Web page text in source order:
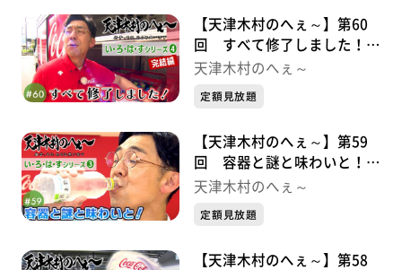
【天津木村のへぇ～】第60
回 すべて修了しました！
い・ろ・は・すシリーズ➃完
天津木村のへぇ～
定額見放題
【天津木村のへぇ～】第59
回 容器と謎と味わいと！
い・ろ・は・すシリーズ③
天津木村のへぇ～
定額見放題
【天津木村のへぇ～】第58